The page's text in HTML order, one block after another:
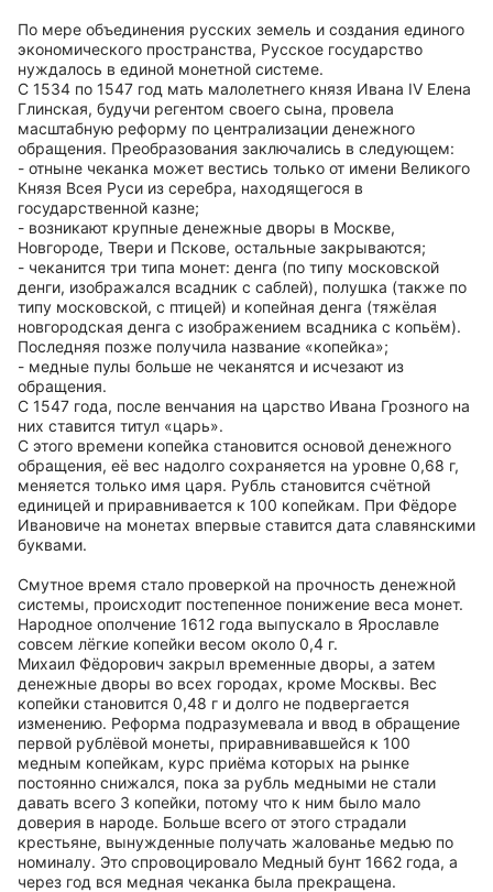
По мере объединения русских земель и создания единого
экономического пространства, Русское государство
нуждалось в единой монетной системе.
С 1534 по 1547 год мать малолетнего князя Ивана IV Елена
Глинская, будучи регентом своего сына, провела
масштабную реформу по централизации денежного
обращения. Преобразования заключались в следующем:
- отныне чеканка может вестись только от имени Великого
Князя Всея Руси из серебра, находящегося в
государственной казне;
- возникают крупные денежные дворы в Москве,
Новгороде, Твери и Пскове, остальные закрываются;
- чеканится три типа монет: денга (по типу московской
денги, изображался всадник с саблей), полушка (также по
типу московской, с птицей) и копейная денга (тяжёлая
новгородская денга с изображением всадника с копьём).
Последняя позже получила название «копейка»;
- медные пулы больше не чеканятся и исчезают из
обращения.
С 1547 года, после венчания на царство Ивана Грозного на
них ставится титул «царь».
С этого времени копейка становится основой денежного
обращения, её вес надолго сохраняется на уровне 0,68 г,
меняется только имя царя. Рубль становится счётной
единицей и приравнивается к 100 копейкам. При Фёдоре
Ивановиче на монетах впервые ставится дата славянскими
буквами.
Смутное время стало проверкой на прочность денежной
системы, происходит постепенное понижение веса монет.
Народное ополчение 1612 года выпускало в Ярославле
совсем лёгкие копейки весом около 0,4 г.
Михаил Фёдорович закрыл временные дворы, а затем
денежные дворы во всех городах, кроме Москвы. Вес
копейки становится 0,48 г и долго не подвергается
изменению. Реформа подразумевала и ввод в обращение
первой рублёвой монеты, приравнивавшейся к 100
медным копейкам, курс приёма которых на рынке
постоянно снижался, пока за рубль медными не стали
давать всего 3 копейки, потому что к ним было мало
доверия в народе. Больше всего от этого страдали
крестьяне, вынужденные получать жалованье медью по
номиналу. Это спровоцировало Медный бунт 1662 года, а
через год вся медная чеканка была прекращена.